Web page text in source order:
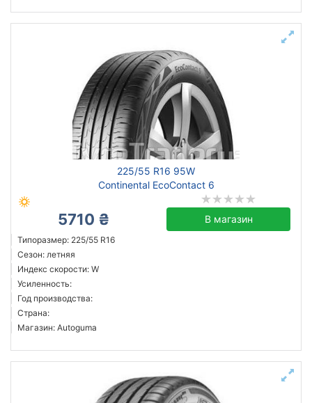
225/55 R16 95W
Continental EcoContact 6
5710 ₴ В магазин
Типоразмер: 225/55 R16
Сезон: летняя
Индекс скорости: W
Усиленность:
Год производства:
Страна:
Магазин: Autoguma